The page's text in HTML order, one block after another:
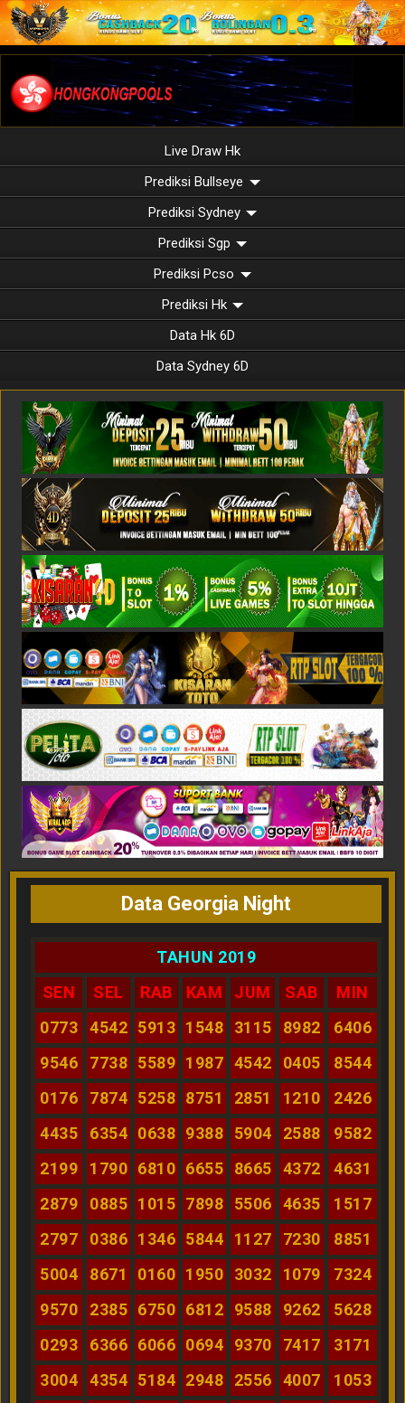
Live Draw Hk
Prediksi Bullseye
Prediksi Sydney
Prediksi Sgp
Prediksi Pcso
Prediksi Hk
Data Hk 6D
Data Sydney 6D
Data Georgia Night
TAHUN 2019
SEN
SEL RAB KAM JUM SAB
MIN
0773
4542 5913 1548 3115 8982
6406
9546
7738 5589 1987 4542 0405
8544
0176
7874 5258 8751 2851 1210
2426
4435
6354 0638 9388 5904 2588
9582
2199
1790 6810 6655 8665 4372
4631
2879
0885 1015 7898 5506 4635
1517
2797
0386 1346 5844 1127 7230
8851
5004
8671 0160 1950 3032 1079
7324
9570
2385 6750 6812 9588 9262
5628
0293
6366 6066 0694 9370 7417
3171
3004
4354 5184 2948 2556 4007
1053